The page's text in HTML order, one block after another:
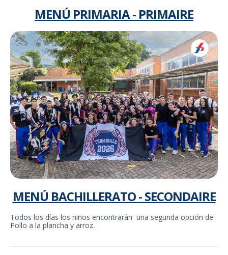
MENÚ PRIMARIA - PRIMAIRE
MENÚ BACHILLERATO - SECONDAIRE
Todos los días los niños encontrarán una segunda opción de
Pollo a la plancha y arroz.